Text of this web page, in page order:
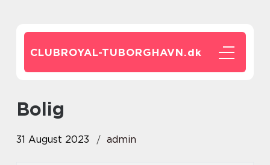
CLUBROYAL-TUBORGHAVN.dk
bolig
31 August 2023 admin